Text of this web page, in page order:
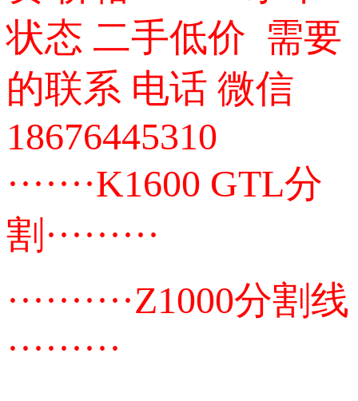
状态 二手低价 需要
的联系 电话 微信
18676445310
·······K1600 GTL分
割·········
··········Z1000分割线
·········